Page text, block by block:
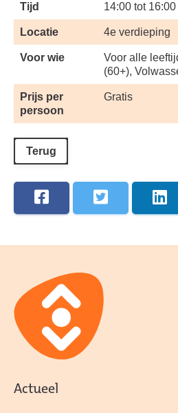
Tijd 14:00 tot
Locatie 4e verdieping
Voor wie
Voor alle
(60+),
Prijs per
persoon
Gratis
Terug
Actueel